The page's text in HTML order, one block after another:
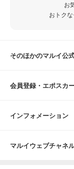
お
おトク
そのほかのマルイ公
会員登録・エポスカ
インフォメーション
マルイウェブチャネ